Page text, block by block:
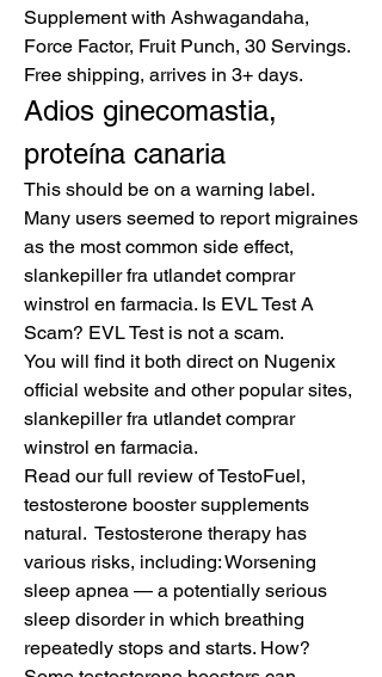
Supplement with Ashwagandaha,
Force Factor, Fruit Punch, 30 Servings.
Free shipping, arrives in 3+ days.
Adios ginecomastia,
proteína canaria
This should be on a warning label.
Many users seemed to report migraines
as the most common side effect,
slankepiller fra utlandet comprar
winstrol en farmacia. Is EVL Test A
Scam? EVL Test is not a scam.
You will find it both direct on Nugenix
official website and other popular sites,
slankepiller fra utlandet comprar
winstrol en farmacia.
Read our full review of TestoFuel,
testosterone booster supplements
natural.  Testosterone therapy has
various risks, including: Worsening
sleep apnea — a potentially serious
sleep disorder in which breathing
repeatedly stops and starts. How?